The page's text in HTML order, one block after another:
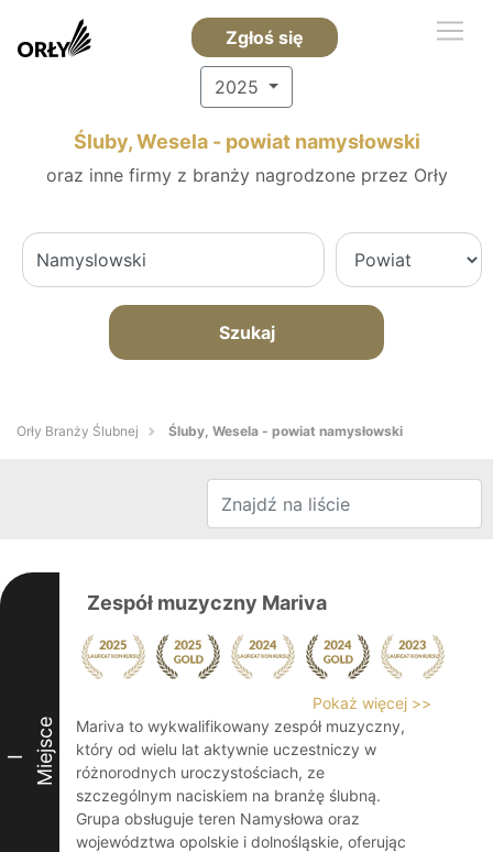
Zgłoś się
2025
Śluby, Wesela - powiat namysłowski
oraz inne firmy z branży nagrodzone przez Orły
Szukaj
Orły Branży Ślubnej Śluby, Wesela - powiat namysłowski
I Miejsce
Zespół muzyczny Mariva
Pokaż więcej >>
Mariva to wykwalifikowany zespół muzyczny,
który od wielu lat aktywnie uczestniczy w
różnorodnych uroczystościach, ze
szczególnym naciskiem na branżę ślubną.
Grupa obsługuje teren Namysłowa oraz
województwa opolskie i dolnośląskie, oferując